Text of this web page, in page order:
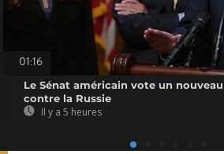
01:16
Le Sénat américain vote un
contre la Russie
Il y a 5 heures